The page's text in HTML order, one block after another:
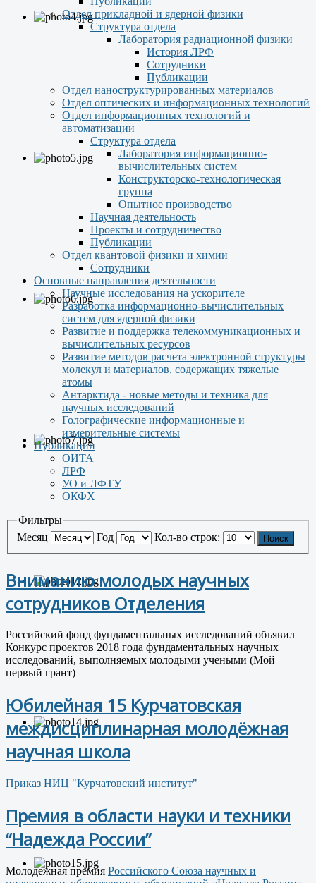
Отдел прикладной и ядерной физики
Структура отдела
Лаборатория радиационной физики
История ЛРФ
Сотрудники
Публикации
Отдел наноструктурированных материалов
Отдел оптических и информационных технологий
Отдел информационных технологий и
автоматизации
Структура отдела
Лаборатория информационно-
вычислительных систем
Конструкторско-технологическая
группа
Опытное производство
Научная деятельность
Проекты и сотрудничество
Публикации
Отдел квантовой физики и химии
Сотрудники
Основные направления деятельности
Научные исследования на ускорителе
Разработка информационно-вычислительных
систем для ядерной физики
Развитие и поддержка телекоммуникационных и
вычислительных ресурсов
Развитие методов расчета электронной структуры
молекул и материалов, содержащих тяжелые
атомы
Антарктида - новые методы и техника для
научных исследований
Голографические информационные и
измерительные системы
Публикации
ОИТА
ЛРФ
УО и ЛФТУ
ОКФХ
Фильтры
Месяц
Год Кол-во строк: Поиск
Вниманию молодых научных
сотрудников Отделения
Российский фонд фундаментальных исследований объявил
Конкурс проектов 2018 года фундаментальных научных
исследований, выполняемых молодыми учеными (Мой
первый грант)
Юбилейная 15 Курчатовская
междисциплинарная молодёжная
научная школа
Приказ НИЦ "Курчатовский институт"
Премия в области науки и техники
“Надежда России”
Молодежная премия Российского Союза научных и